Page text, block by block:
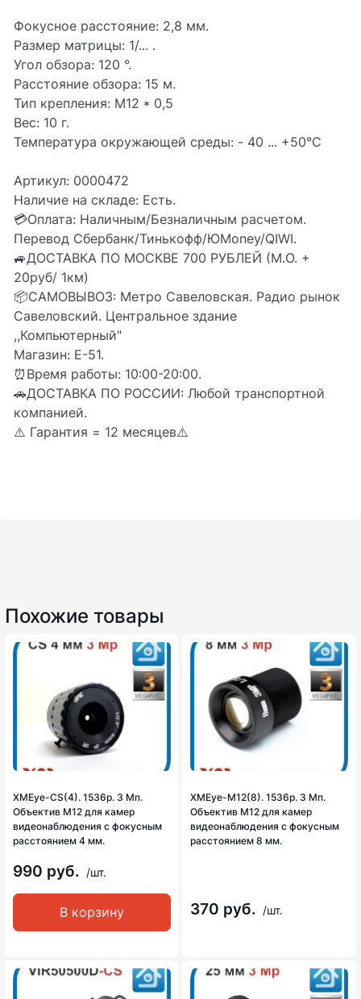
Фокусное расстояние: 2,8 мм.
Размер матрицы: 1/... .
Угол обзора: 120 °.
Расстояние обзора: 15 м.
Тип крепления: M12 * 0,5
Вес: 10 г.
Температура окружающей среды: - 40 ... +50°C
Артикул: 0000472
Наличие на складе: Есть.
💳Оплата: Наличным/Безналичным расчетом.
Перевод Сбербанк/Тинькофф/ЮMoney/QIWI.
🚙ДОСТАВКА ПО МОСКВЕ 700 РУБЛЕЙ (М.О. +
20руб/ 1км)
📦CАМОВЫВОЗ: Метро Савеловская. Радио рынок
Савеловский. Центральное здание
,,Компьютерный"
Магазин: Е-51.
⏰Время работы: 10:00-20:00.
🚗ДОСТАВКА ПО РОССИИ: Любой транспортной
компанией.
⚠️ Гарантия = 12 месяцев⚠️
Похожие товары
XMEye-CS(4). 1536p. 3 Мп.
Объектив М12 для камер
видеонаблюдения с фокусным
расстоянием 4 мм.
990 руб. /шт.
В корзину
XMEye-M12(8). 1536p. 3 Мп.
Объектив М12 для камер
видеонаблюдения с фокусным
расстоянием 8 мм.
370 руб. /шт.